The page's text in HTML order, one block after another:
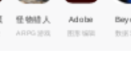
怪物猎人
世界 冰
ARPG游戏
Adobe
Illustrator
图形编辑
Beyond
数据对比